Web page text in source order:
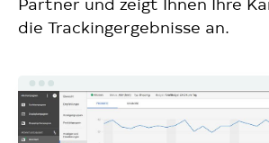
Partner und zeigt Ihnen Ihre
die Trackingergebnisse an.